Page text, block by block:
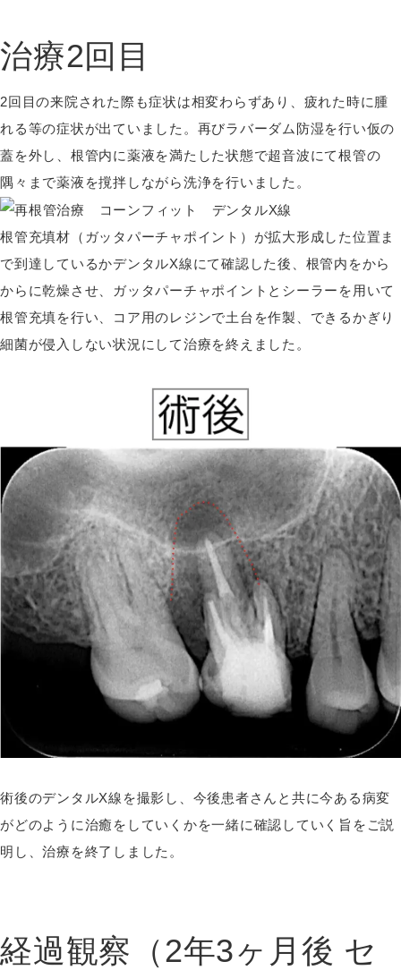
治療2回目
2回目の来院された際も症状は相変わらずあり、疲れた時に腫
れる等の症状が出ていました。再びラバーダム防湿を行い仮の
蓋を外し、根管内に薬液を満たした状態で超音波にて根管の
隅々まで薬液を撹拌しながら洗浄を行いました。
根管充填材（ガッタパーチャポイント）が拡大形成した位置ま
で到達しているかデンタルX線にて確認した後、根管内をから
からに乾燥させ、ガッタパーチャポイントとシーラーを用いて
根管充填を行い、コア用のレジンで土台を作製、できるかぎり
細菌が侵入しない状況にして治療を終えました。
術後のデンタルX線を撮影し、今後患者さんと共に今ある病変
がどのように治癒をしていくかを一緒に確認していく旨をご説
明し、治療を終了しました。
経過観察（2年3ヶ月後 セ